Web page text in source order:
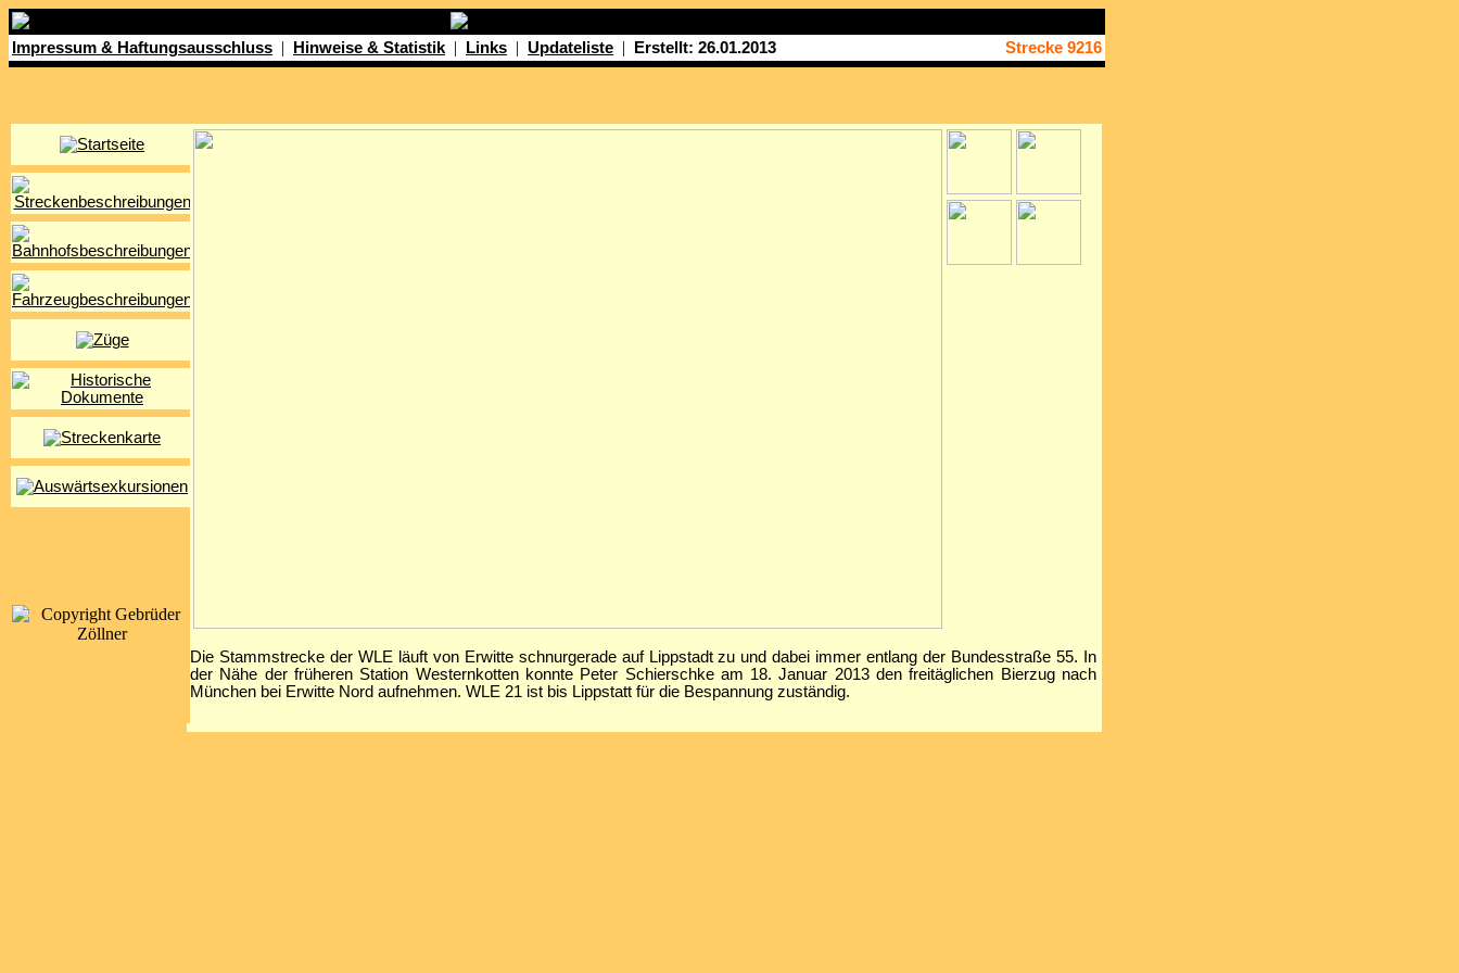
Impressum & Haftungsausschluss | Hinweise & Statistik | Links | Updateliste | Erstellt: 26.01.2013 Strecke 9216
Die Stammstrecke der WLE läuft von Erwitte schnurgerade auf Lippstadt zu und dabei immer entlang der Bundesstraße 55. In
der Nähe der früheren Station Westernkotten konnte Peter Schierschke am 18. Januar 2013 den freitäglichen Bierzug nach
München bei Erwitte Nord aufnehmen. WLE 21 ist bis Lippstatt für die Bespannung zuständig.